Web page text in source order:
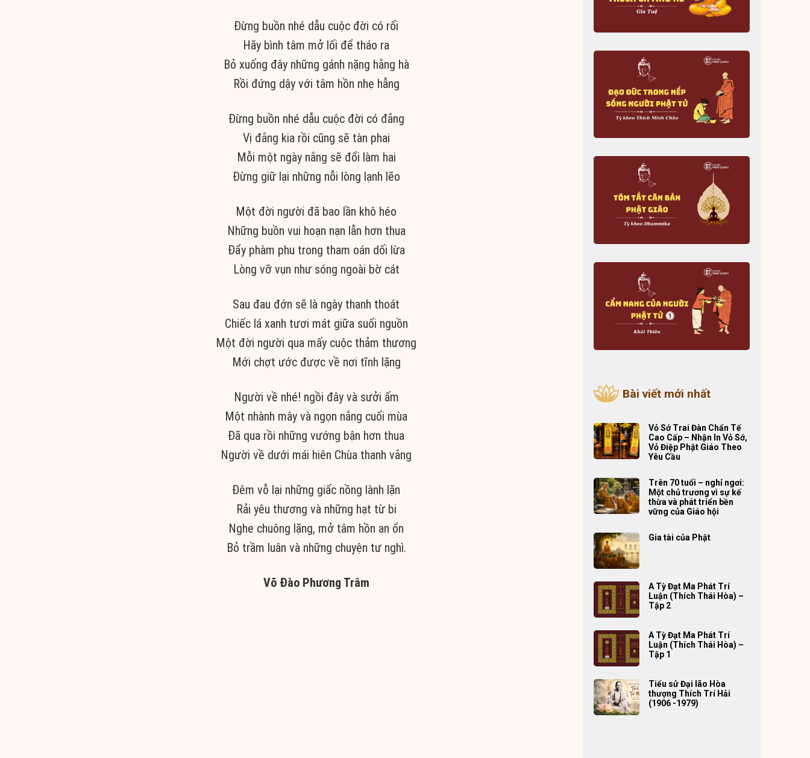
Đừng buồn nhé dẫu cuộc đời có rối
Hãy bình tâm mở lối để tháo ra
Bỏ xuống đây những gánh nặng hằng hà
Rồi đứng dậy với tâm hồn nhẹ hẫng
Đừng buồn nhé dẫu cuộc đời có đắng
Vị đắng kia rồi cũng sẽ tàn phai
Mỗi một ngày nắng sẽ đổi làm hai
Đừng giữ lại những nỗi lòng lạnh lẽo
Một đời người đã bao lần khô héo
Những buồn vui hoạn nạn lẫn hơn thua
Đẩy phàm phu trong tham oán dối lừa
Lòng vỡ vụn như sóng ngoài bờ cát
Sau đau đớn sẽ là ngày thanh thoát
Chiếc lá xanh tươi mát giữa suối nguồn
Một đời người qua mấy cuộc thảm thương
Mới chợt ước được về nơi tĩnh lặng
Người về nhé! ngồi đây và sưởi ấm
Một nhành mây và ngọn nắng cuối mùa
Đã qua rồi những vướng bận hơn thua
Người về dưới mái hiên Chùa thanh vắng
Đêm vỗ lại những giấc nồng lành lặn
Rải yêu thương và những hạt từ bi
Nghe chuông lặng, mở tâm hồn an ổn
Bỏ trầm luân và những chuyện tư nghì.
Võ Đào Phương Trâm
Bài viết mới nhất
Vỏ Sớ Trai Đàn Chẩn Tế
Cao Cấp – Nhận In Vỏ Sớ,
Vỏ Điệp Phật Giáo Theo
Yêu Cầu
Trên 70 tuổi – nghỉ ngơi:
Một chủ trương vì sự kế
thừa và phát triển bền
vững của Giáo hội
Gia tài của Phật
A Tỳ Đạt Ma Phát Trí
Luận (Thích Thái Hòa) –
Tập 2
A Tỳ Đạt Ma Phát Trí
Luận (Thích Thái Hòa) –
Tập 1
Tiểu sử Đại lão Hòa
thượng Thích Trí Hải
(1906 -1979)